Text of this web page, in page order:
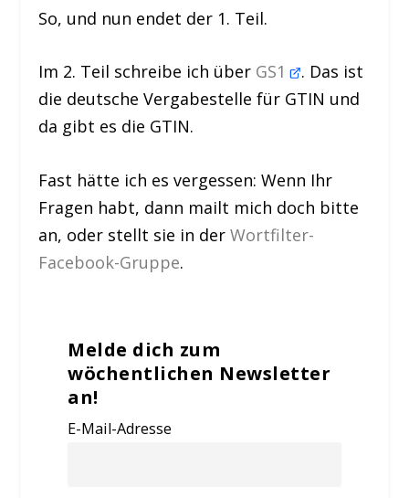
So, und nun endet der 1. Teil.
Im 2. Teil schreibe ich über GS1 . Das ist
die deutsche Vergabestelle für GTIN und
da gibt es die GTIN.
Fast hätte ich es vergessen: Wenn Ihr
Fragen habt, dann mailt mich doch bitte
an, oder stellt sie in derWortfilter-
Facebook-Gruppe.
Melde dich zum
wöchentlichen Newsletter
an!
E-Mail-Adresse